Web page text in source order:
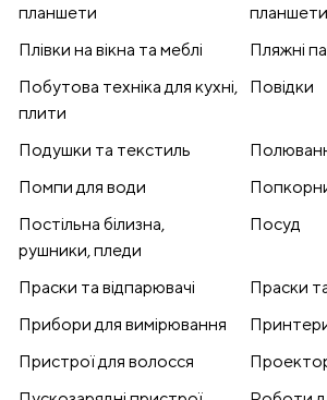
планшети
Плівки на вікна та меблі
Пляжні
Побутова техніка для кухні,
плити
Повідки
Подушки та текстиль
Помпи для води
Постільна білизна,
рушники, пледи
Посуд
Праски та відпарювачі
Праски
Прибори для вимірювання
Пристрої для волосся